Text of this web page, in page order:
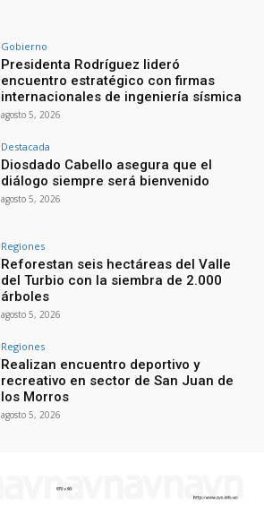
Gobierno
Presidenta Rodríguez lideró
encuentro estratégico con firmas
internacionales de ingeniería sísmica
agosto 5, 2026
Destacada
Diosdado Cabello asegura que el
diálogo siempre será bienvenido
agosto 5, 2026
Regiones
Reforestan seis hectáreas del Valle
del Turbio con la siembra de 2.000
árboles
agosto 5, 2026
Regiones
Realizan encuentro deportivo y
recreativo en sector de San Juan de
los Morros
agosto 5, 2026